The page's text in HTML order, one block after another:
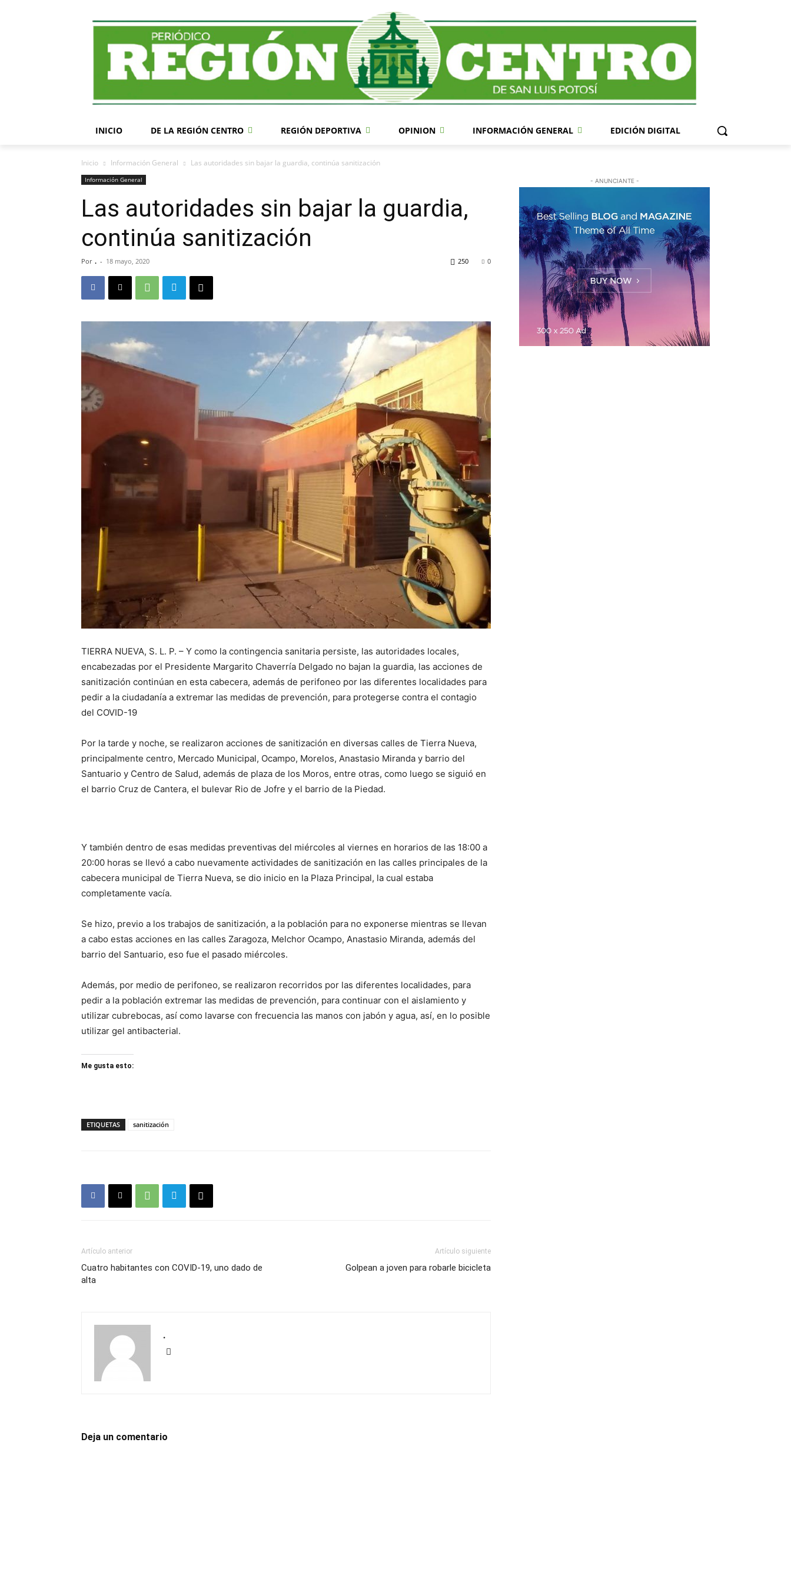
INICIO DE LA REGIÓN CENTRO REGIÓN DEPORTIVA OPINION INFORMACIÓN GENERAL EDICIÓN DIGITAL
Inicio Información General Las autoridades sin bajar la guardia, continúa sanitización
Información General
Las autoridades sin bajar la guardia,
continúa sanitización
Por . - 18 mayo, 2020 0
250
TIERRA NUEVA, S. L. P. – Y como la contingencia sanitaria persiste, las autoridades locales,
encabezadas por el Presidente Margarito Chaverría Delgado no bajan la guardia, las acciones de
sanitización continúan en esta cabecera, además de perifoneo por las diferentes localidades para
pedir a la ciudadanía a extremar las medidas de prevención, para protegerse contra el contagio
del COVID-19
Por la tarde y noche, se realizaron acciones de sanitización en diversas calles de Tierra Nueva,
principalmente centro, Mercado Municipal, Ocampo, Morelos, Anastasio Miranda y barrio del
Santuario y Centro de Salud, además de plaza de los Moros, entre otras, como luego se siguió en
el barrio Cruz de Cantera, el bulevar Rio de Jofre y el barrio de la Piedad.
Y también dentro de esas medidas preventivas del miércoles al viernes en horarios de las 18:00 a
20:00 horas se llevó a cabo nuevamente actividades de sanitización en las calles principales de la
cabecera municipal de Tierra Nueva, se dio inicio en la Plaza Principal, la cual estaba
completamente vacía.
Se hizo, previo a los trabajos de sanitización, a la población para no exponerse mientras se llevan
a cabo estas acciones en las calles Zaragoza, Melchor Ocampo, Anastasio Miranda, además del
barrio del Santuario, eso fue el pasado miércoles.
Además, por medio de perifoneo, se realizaron recorridos por las diferentes localidades, para
pedir a la población extremar las medidas de prevención, para continuar con el aislamiento y
utilizar cubrebocas, así como lavarse con frecuencia las manos con jabón y agua, así, en lo posible
utilizar gel antibacterial.
Me gusta esto:
ETIQUETAS sanitización
Artículo anterior
Cuatro habitantes con COVID-19, uno dado de
alta
Artículo siguiente
Golpean a joven para robarle bicicleta
.
Deja un comentario
- ANUNCIANTE -